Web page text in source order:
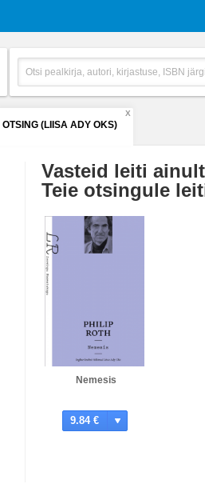
OTSING (LIISA ADY OKS)
X
Vasteid leiti
Teie otsingule
Nemesis
9.84 €